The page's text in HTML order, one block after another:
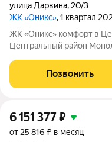
улица Дарвина, 20/3
ЖК «Оникс», 1 квартал
ЖК «Оникс» комфорт в Центральном районе ул. Дарвина
Центральный район Монолит, 9 этажей комфорт Сдача: IV кв.
с Ботаническим садом и
Закрытый двор без
Позвонить
6 151 377₽
от 25 816 ₽ в месяц